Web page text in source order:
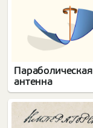
Параболическая
антенна